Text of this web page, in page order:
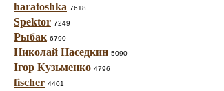
haratoshka 7618
Spektor 7249
Рыбак 6790
Николай Наседкин 5090
Ігор Кузьменко 4796
fischer 4401